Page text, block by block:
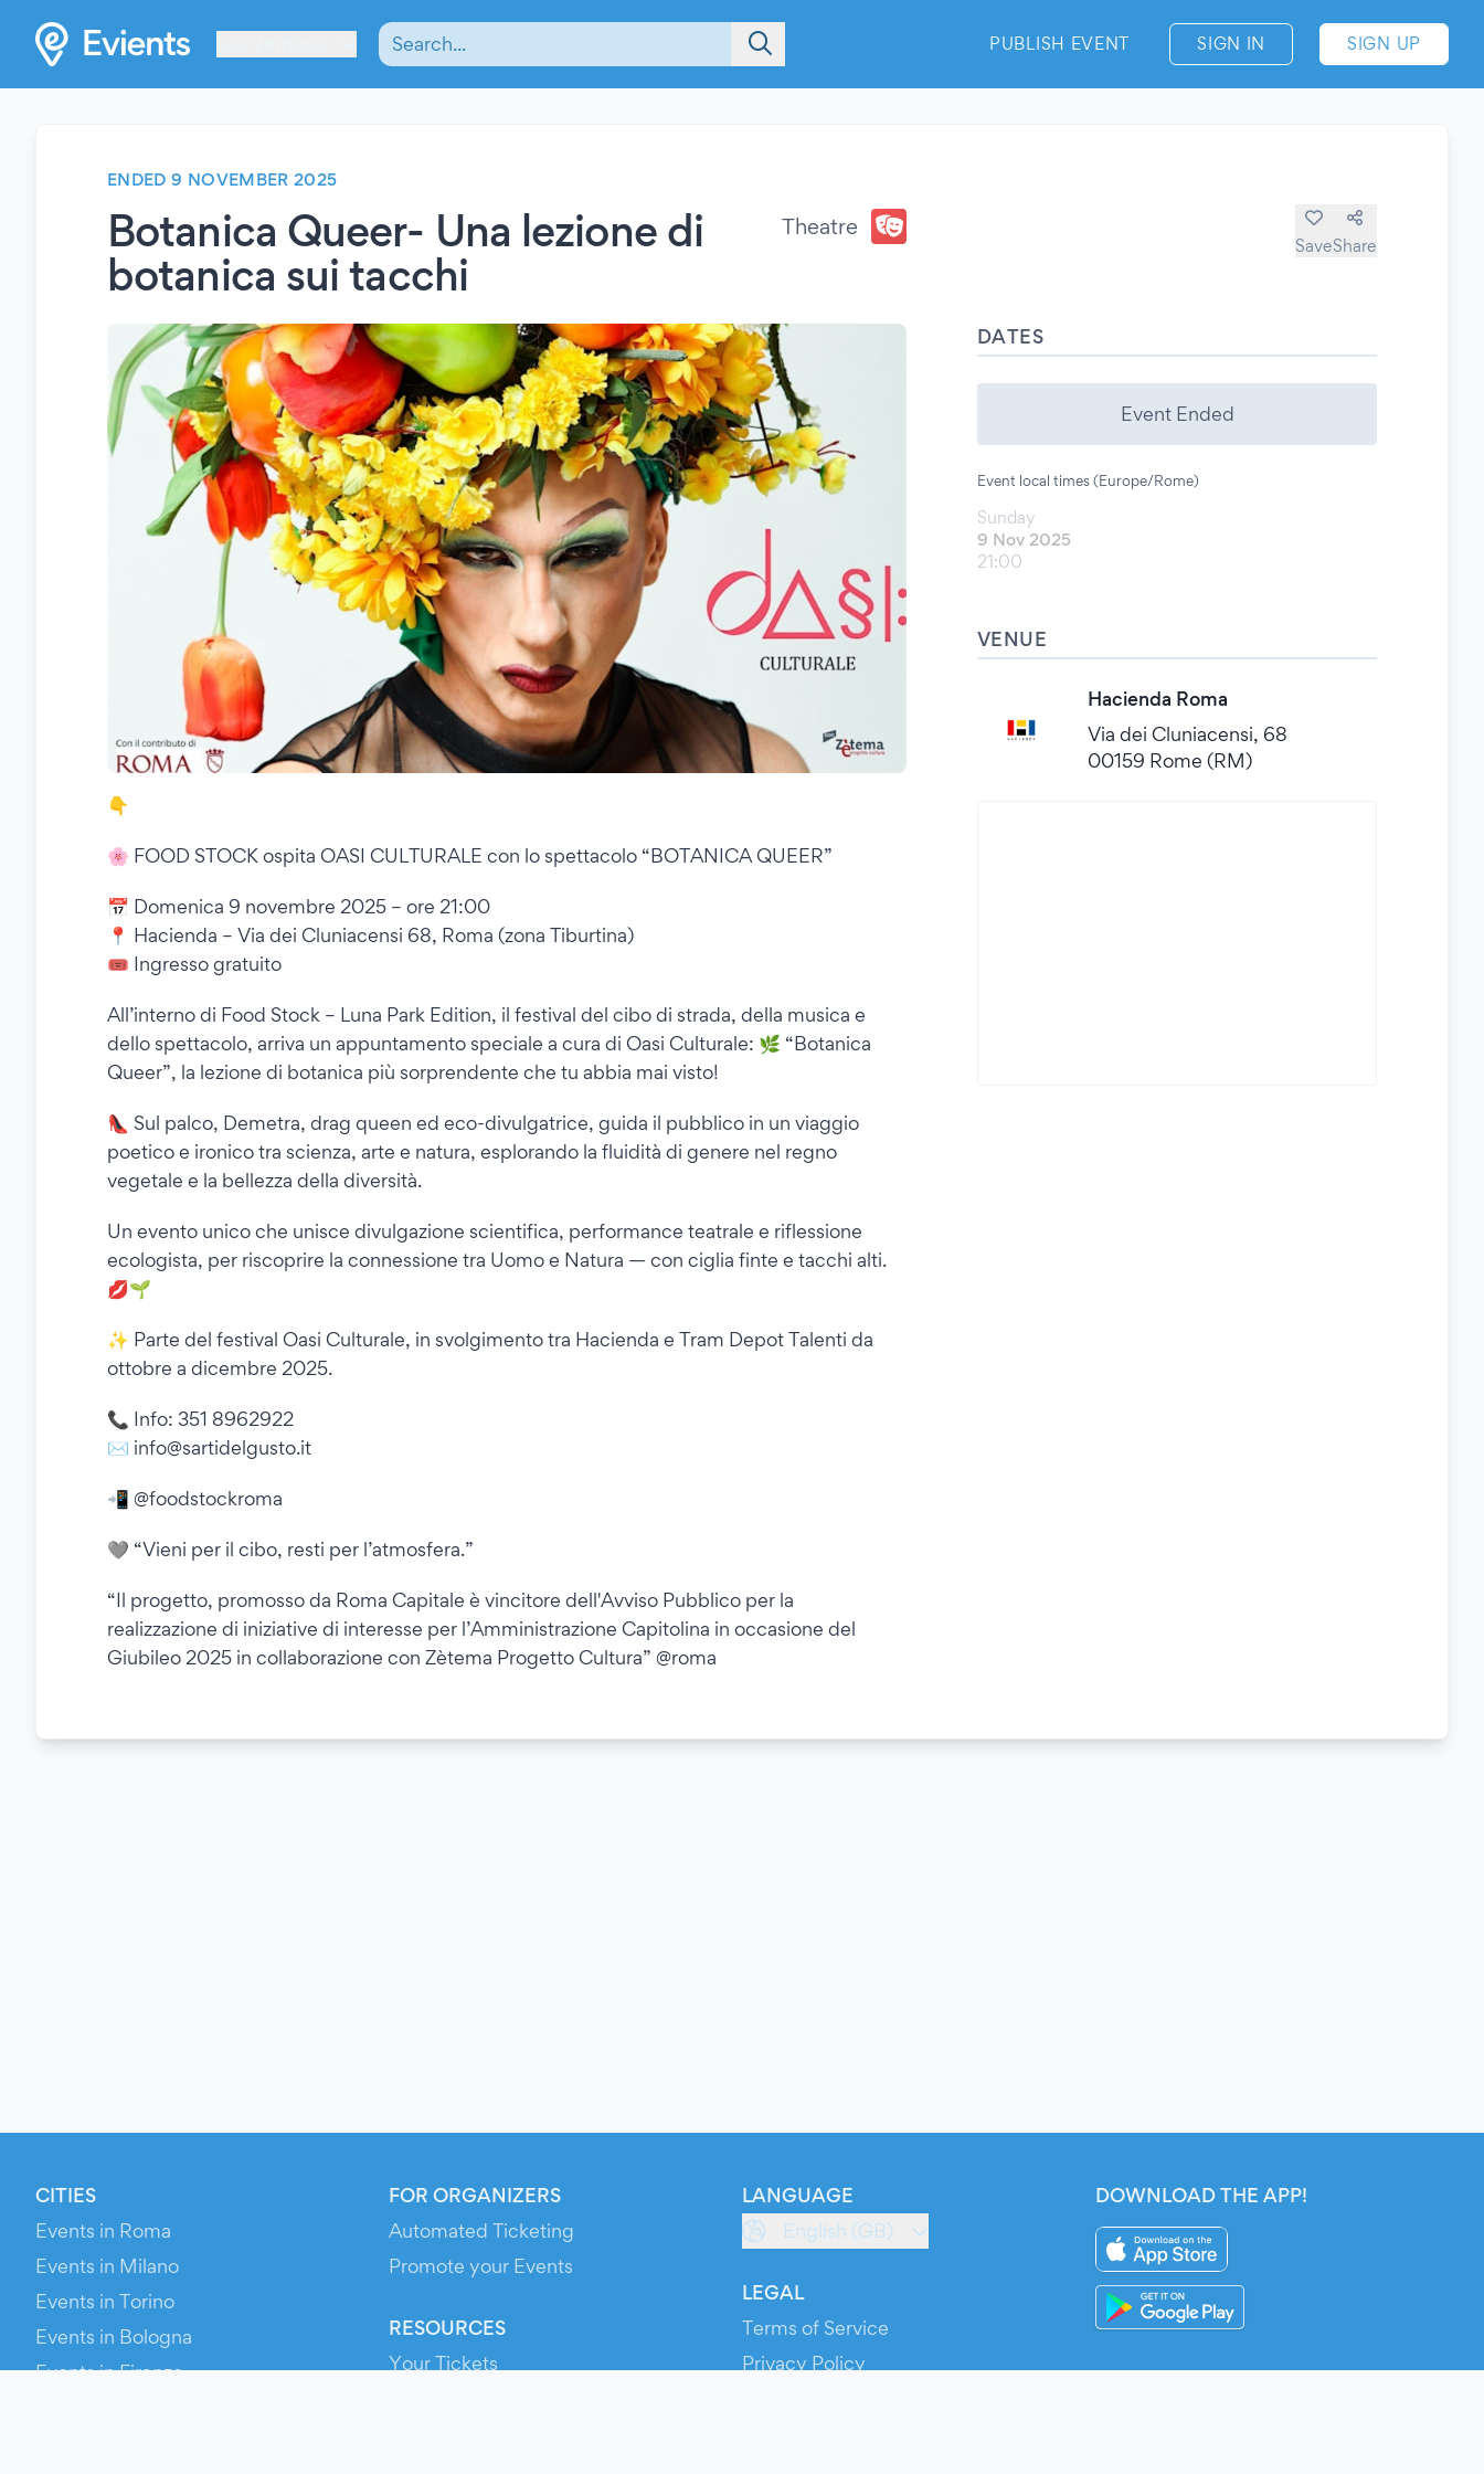
PUBLISH EVENT SIGN IN SIGN UP
ENDED 9 NOVEMBER 2025
Botanica Queer- Una lezione di
botanica sui tacchi
Theatre
SaveShare
👇
🌸 FOOD STOCK ospita OASI CULTURALE con lo spettacolo “BOTANICA QUEER”
📅 Domenica 9 novembre 2025 – ore 21:00
📍 Hacienda – Via dei Cluniacensi 68, Roma (zona Tiburtina)
🎟️ Ingresso gratuito
All’interno di Food Stock – Luna Park Edition, il festival del cibo di strada, della musica e
dello spettacolo, arriva un appuntamento speciale a cura di Oasi Culturale: 🌿 “Botanica
Queer”, la lezione di botanica più sorprendente che tu abbia mai visto!
👠 Sul palco, Demetra, drag queen ed eco-divulgatrice, guida il pubblico in un viaggio
poetico e ironico tra scienza, arte e natura, esplorando la fluidità di genere nel regno
vegetale e la bellezza della diversità.
Un evento unico che unisce divulgazione scientifica, performance teatrale e riflessione
ecologista, per riscoprire la connessione tra Uomo e Natura — con ciglia finte e tacchi alti.
💋🌱
✨ Parte del festival Oasi Culturale, in svolgimento tra Hacienda e Tram Depot Talenti da
ottobre a dicembre 2025.
📞 Info: 351 8962922
✉️ info@sartidelgusto.it
📲 @foodstockroma
🩶 “Vieni per il cibo, resti per l’atmosfera.”
“Il progetto, promosso da Roma Capitale è vincitore dell'Avviso Pubblico per la
realizzazione di iniziative di interesse per l’Amministrazione Capitolina in occasione del
Giubileo 2025 in collaborazione con Zètema Progetto Cultura” @roma
DATES
Event Ended
Event local times (Europe/Rome)
Sunday
9 Nov 2025
21:00
VENUE
Hacienda Roma
Via dei Cluniacensi, 68
00159 Rome (RM)
CITIES
Events in Roma
Events in Milano
Events in Torino
Events in Bologna
Events in Firenze
FOR ORGANIZERS
Automated Ticketing
Promote your Events
RESOURCES
Your Tickets
LANGUAGE
English (GB)
LEGAL
Terms of Service
Privacy Policy
DOWNLOAD THE APP!